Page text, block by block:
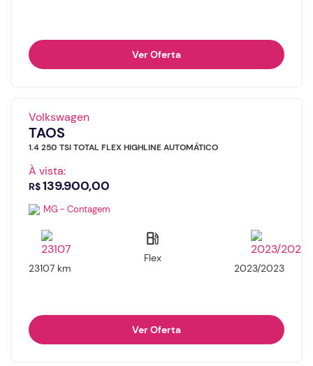
Ver Oferta
Volkswagen
TAOS
1.4 250 TSI TOTAL FLEX HIGHLINE AUTOMÁTICO
À vista:
R$139.900,00
MG - Contagem
23107 km
Flex
2023/2023
Ver Oferta